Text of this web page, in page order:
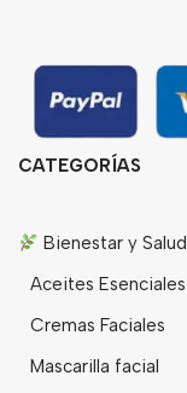
CATEGORÍAS
Bienestar y Salud
Aceites Esenciales
Cremas Faciales
Mascarilla facial